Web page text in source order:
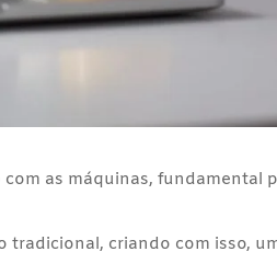
as máquinas, fundamental
tradicional, criando com isso,